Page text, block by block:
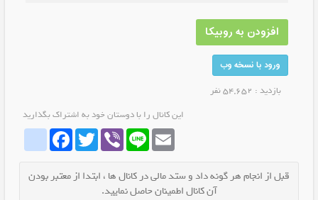
✅ارتباط با ادمین✅ :
@Alinezhad_83
↙ ایدی چنل: ♦️
@gifmociss2
افزودن به روبیکا
ورود با نسخه وب
بازدید : 54,652 نفر
این کانال را با دوستان خود به اشتراک بگذارید
whatrubikaFacebookTwitter Viber Line Email
قبل از انجام هر گونه داد و ستد مالی در کانال ها ، ابتدا از معتبر بودن
آن کانال اطمینان حاصل نمایید.